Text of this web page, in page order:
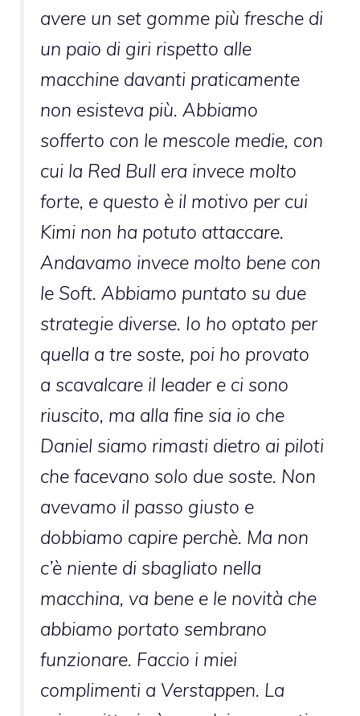
avere un set gomme più fresche di
un paio di giri rispetto alle
macchine davanti praticamente
non esisteva più. Abbiamo
sofferto con le mescole medie, con
cui la Red Bull era invece molto
forte, e questo è il motivo per cui
Kimi non ha potuto attaccare.
Andavamo invece molto bene con
le Soft. Abbiamo puntato su due
strategie diverse. Io ho optato per
quella a tre soste, poi ho provato
a scavalcare il leader e ci sono
riuscito, ma alla fine sia io che
Daniel siamo rimasti dietro ai piloti
che facevano solo due soste. Non
avevamo il passo giusto e
dobbiamo capire perchè. Ma non
c’è niente di sbagliato nella
macchina, va bene e le novità che
abbiamo portato sembrano
funzionare. Faccio i miei
complimenti a Verstappen. La